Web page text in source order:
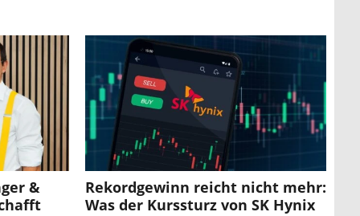
&
Rekordgewinn reicht nicht mehr:
Was der Kurssturz von SK Hynix